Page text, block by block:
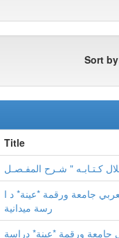
Sort
Title
جامعة ورقمة *عينة* د ا
رسة ميدانية
جامعة ورقمة *عينة* دراسة